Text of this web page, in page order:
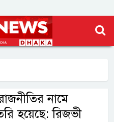
নামে
হয়েছে: রিজভী